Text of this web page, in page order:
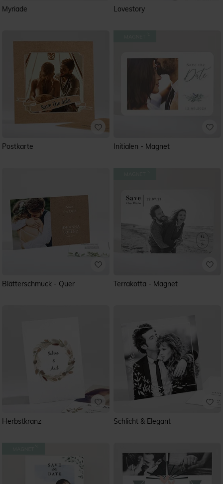
Myriade Lovestory
Postkarte Initialen - Magnet
Blätterschmuck - Quer Terrakotta - Magnet
Herbstkranz Schlicht & Elegant